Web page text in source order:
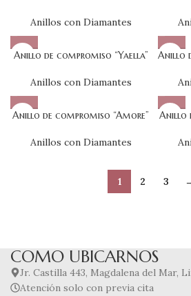
Anillos con Diamantes
Anillo de compromiso “Yaella”
Anillos con Diamantes
Anillo
Anillo de compromiso “Amore”
Anillos con Diamantes
Anillo
1 2 3
COMO UBICARNOS
Jr. Castilla 443, Magdalena del Mar,
Atención solo con previa cita